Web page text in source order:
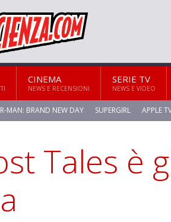
CINEMA
NEWS E RECENSIONI
SERIE TV
NEWS E VIDEO
MAN: BRAND NEW DAY SUPERGIRL APPLE
Tales è